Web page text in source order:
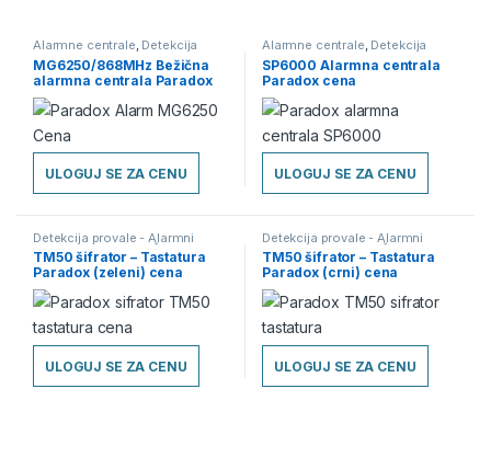
Alarmne centrale, Detekcija
provale - Alarmni sistemi
MG6250/868MHz Bežična
alarmna centrala Paradox
cena
ULOGUJ SE ZA CENU
Alarmne centrale, Detekcija
provale - Alarmni sistemi
SP6000 Alarmna centrala
Paradox cena
ULOGUJ SE ZA CENU
Detekcija provale - Alarmni
sistemi,Tastature - Šifratori
TM50 šifrator – Tastatura
Paradox (zeleni) cena
ULOGUJ SE ZA CENU
Detekcija provale - Alarmni
sistemi,Tastature - Šifratori
TM50 šifrator – Tastatura
Paradox (crni) cena
ULOGUJ SE ZA CENU